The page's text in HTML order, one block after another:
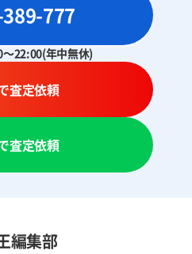
777
22:00(年中無休)
査定依頼
査定依頼
編集部